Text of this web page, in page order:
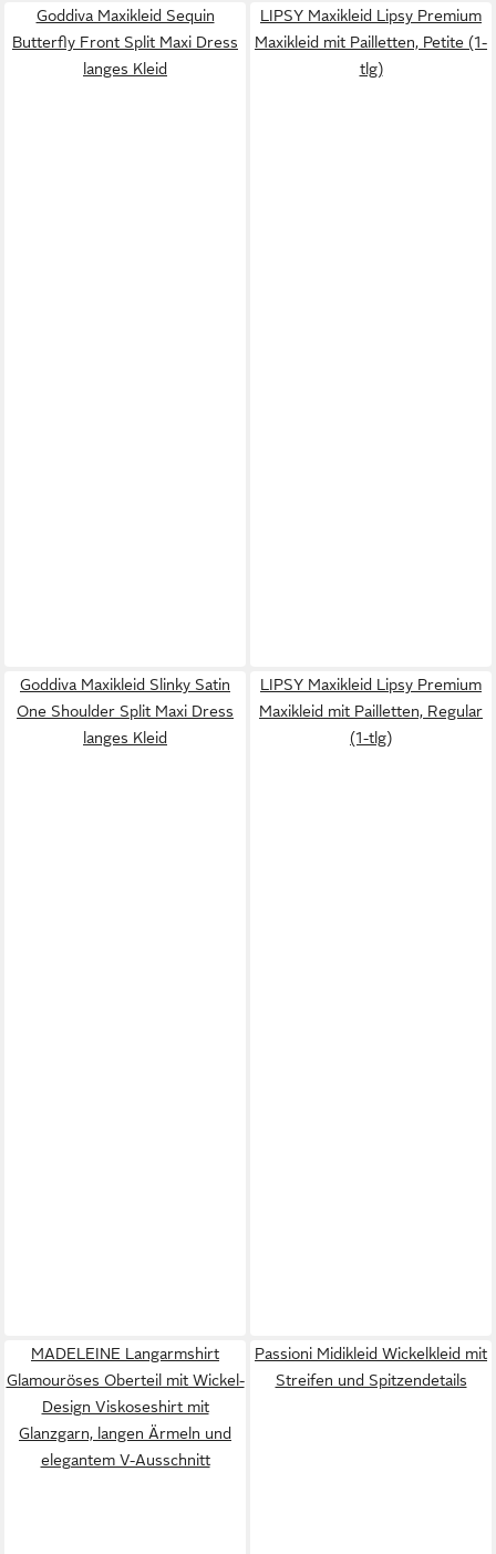
Goddiva Maxikleid Sequin
Butterfly Front Split Maxi Dress
langes Kleid
LIPSY Maxikleid Lipsy Premium
Maxikleid mit Pailletten, Petite (1-
tlg)
Goddiva Maxikleid Slinky Satin
One Shoulder Split Maxi Dress
langes Kleid
LIPSY Maxikleid Lipsy Premium
Maxikleid mit Pailletten, Regular
(1-tlg)
MADELEINE Langarmshirt
Glamouröses Oberteil mit Wickel-
Design Viskoseshirt mit
Glanzgarn, langen Ärmeln und
elegantem V-Ausschnitt
Passioni Midikleid Wickelkleid mit
Streifen und Spitzendetails